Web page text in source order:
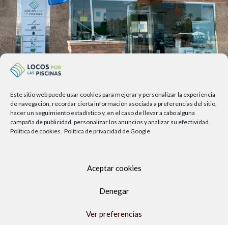
Este sitio web puede usar cookies para mejorar y personalizar la experiencia
de navegación, recordar cierta información asociada a preferencias del sitio,
hacer un seguimiento estadístico y, en el caso de llevar a cabo alguna
campaña de publicidad, personalizar los anuncios y analizar su efectividad.
Política de cookies. Política de privacidad de Google
Aceptar cookies
Denegar
Ver preferencias
Av. del Sol, 2, local 6,
29740 Torre del Mar, Málaga
Lunes a viernes